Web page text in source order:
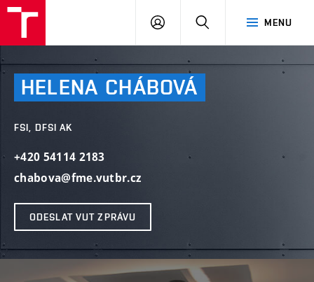
MENU
PŘIHLÁSIT
HELENA CHÁBOVÁ
FSI, DFSI AK
+420 54114 2183
chabova@fme.vutbr.cz
ODESLAT VUT ZPRÁVU